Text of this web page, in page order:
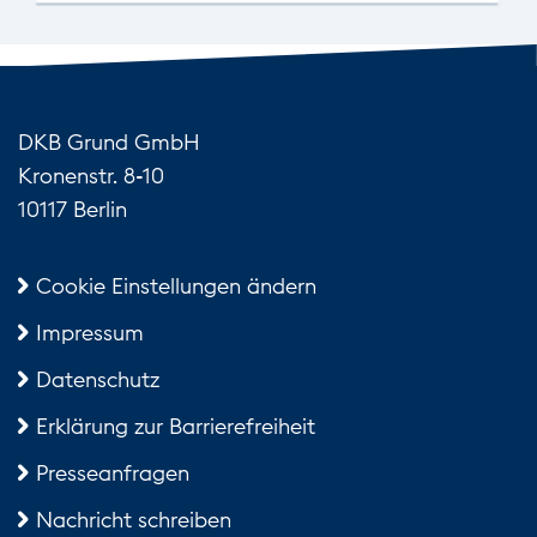
DKB Grund GmbH
Kronenstr. 8-10
10117 Berlin
Cookie Einstellungen ändern
Impressum
Datenschutz
Erklärung zur Barrierefreiheit
Presseanfragen
Nachricht schreiben